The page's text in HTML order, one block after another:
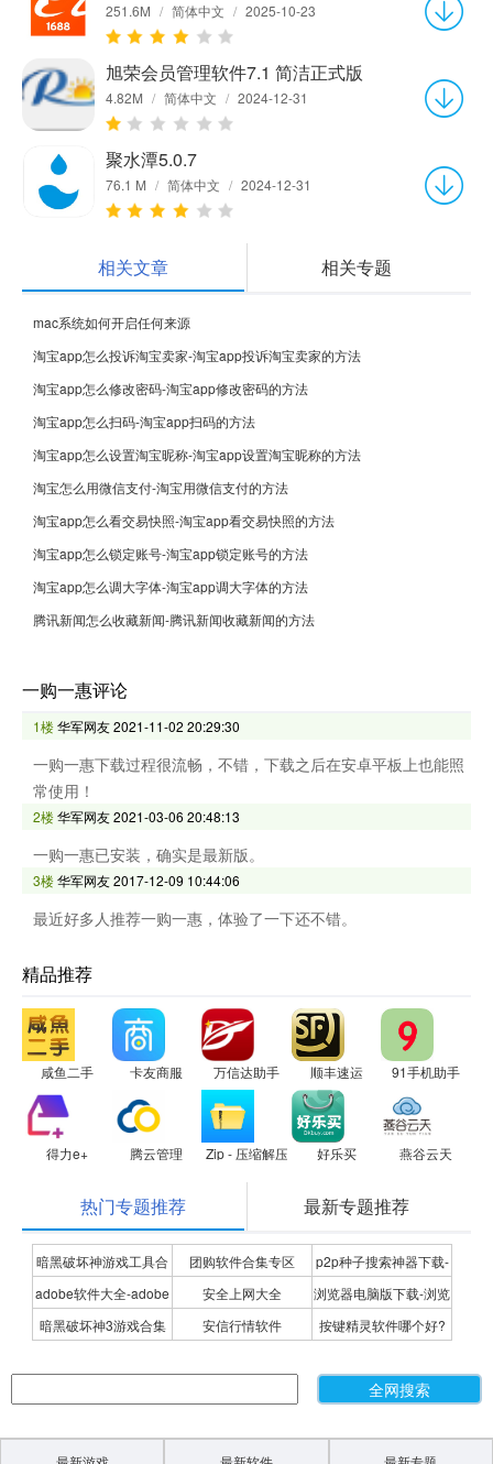
251.6M / 简体中文 / 2025-10-23
旭荣会员管理软件7.1 简洁正式版
4.82M / 简体中文 / 2024-12-31
聚水潭5.0.7
76.1 M / 简体中文 / 2024-12-31
相关文章 相关专题
mac系统如何开启任何来源
淘宝app怎么投诉淘宝卖家-淘宝app投诉淘宝卖家的方法
淘宝app怎么修改密码-淘宝app修改密码的方法
淘宝app怎么扫码-淘宝app扫码的方法
淘宝app怎么设置淘宝昵称-淘宝app设置淘宝昵称的方法
淘宝怎么用微信支付-淘宝用微信支付的方法
淘宝app怎么看交易快照-淘宝app看交易快照的方法
淘宝app怎么锁定账号-淘宝app锁定账号的方法
淘宝app怎么调大字体-淘宝app调大字体的方法
腾讯新闻怎么收藏新闻-腾讯新闻收藏新闻的方法
一购一惠评论
1楼华军网友2021-11-02 20:29:30
一购一惠下载过程很流畅，不错，下载之后在安卓平板上也能照
常使用！
2楼华军网友2021-03-06 20:48:13
一购一惠已安装，确实是最新版。
3楼华军网友2017-12-09 10:44:06
最近好多人推荐一购一惠，体验了一下还不错。
精品推荐
咸鱼二手 卡友商服 万信达助手 顺丰速运 91手机助手
得力e+ 腾云管理 Zip - 压缩解压缩的文件管理工具
好乐买 燕谷云天
热门专题推荐 最新专题推荐
暗黑破坏神游戏工具合
集
团购软件合集专区
p2p种子搜索神器下载-
P2P种子搜索神器专题
adobe软件大全-adobe
全系列软件下载-adobe
安全上网大全
浏览器电脑版下载-浏览
器下载合集
暗黑破坏神3游戏合集 安信行情软件
按键精灵软件哪个好?